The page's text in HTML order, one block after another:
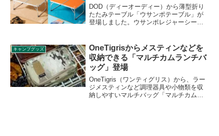
DOD（ディーオーディー）から薄型折り
たたみテーブル「ウサンポテーブル」が
登場しました。ウサンポレジャーシート
たお出かけなど、これさえあればソトア
ソビの拠点が即完成します。詳細をレビ
ューします。
キャンプグッズ
OneTigrisからメスティンなどを
収納できる「マルチカムランチバ
ッグ」登場
OneTigris（ワンティグリス）から、ラー
ジメスティンなど調理器具や小物類を収
納しやすいマルチバッグ「マルチカムラ